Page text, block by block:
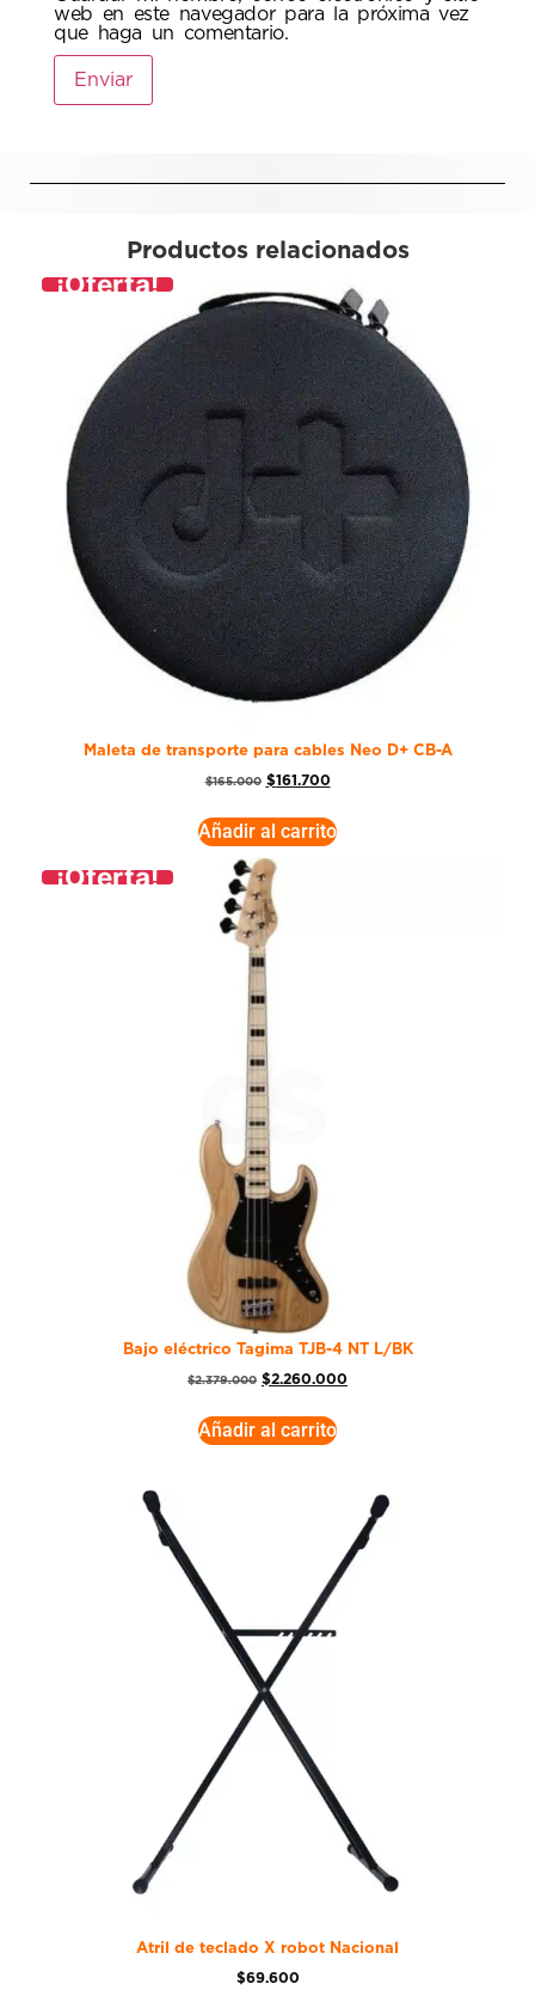
web en este navegador para la próxima vez
que haga un comentario.
Productos relacionados
¡Oferta!
Maleta de transporte para cables Neo D+ CB-A
$165.000 $161.700
Añadir al carrito
¡Oferta!
Bajo eléctrico Tagima TJB-4 NT L/BK
$2.379.000 $2.260.000
Añadir al carrito
Atril de teclado X robot Nacional
$69.600